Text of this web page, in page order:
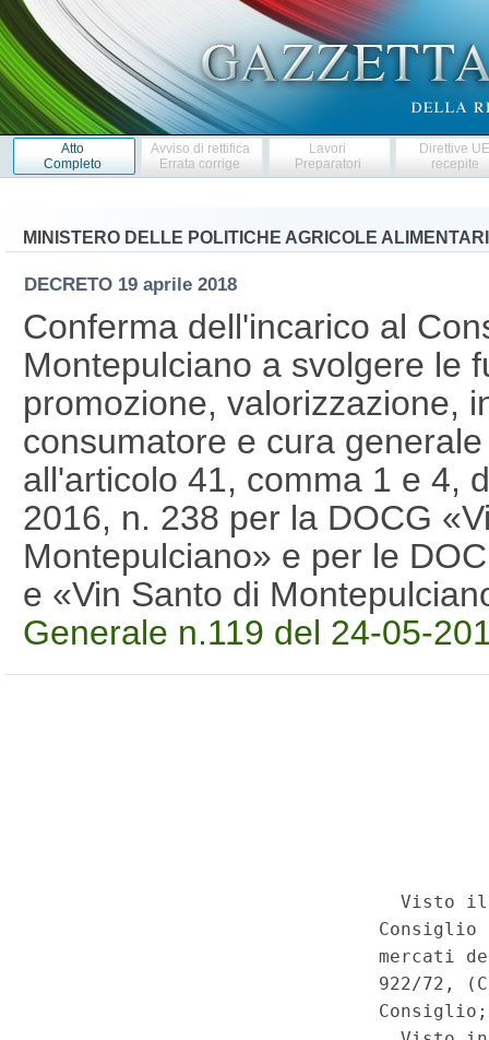
Atto
Completo
Avviso di rettifica
Errata corrige
Lavori
Preparatori
Direttive
recepite
MINISTERO DELLE POLITICHE AGRICOLE
DECRETO 19 aprile 2018
Conferma dell'incarico al
Montepulciano a svolgere le
promozione, valorizzazione,
consumatore e cura
all'articolo 41, comma 1 e 4,
2016, n. 238 per la DOCG
Montepulciano» e per le
e «Vin Santo di
Generale n.119 del 24-05-